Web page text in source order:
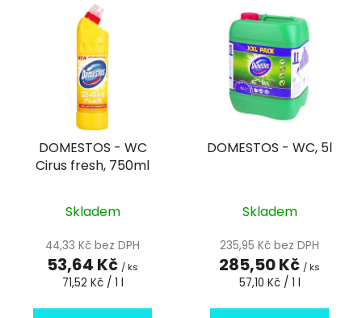
DOMESTOS - WC
Cirus fresh, 750ml
Skladem
44,33 Kč bez DPH
53,64 Kč / ks
Měrná
71,52 Kč / 1 l
DOMESTOS - WC, 5l
Skladem
235,95 Kč bez DPH
285,50 Kč / ks
Měrná
57,10 Kč / 1 l